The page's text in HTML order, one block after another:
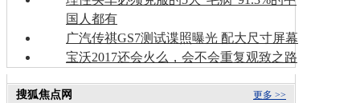
国人都有
广汽传祺GS7测试谍照曝光 配大尺寸屏幕
宝沃2017还会火么，会不会重复观致之路
更多 >>
搜狐焦点网